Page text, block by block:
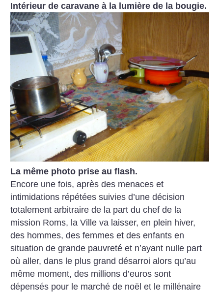
Intérieur de caravane à la lumière de la bougie.
La même photo prise au flash.
Encore une fois, après des menaces et
intimidations répétées suivies d’une décision
totalement arbitraire de la part du chef de la
mission Roms, la Ville va laisser, en plein hiver,
des hommes, des femmes et des enfants en
situation de grande pauvreté et n’ayant nulle part
où aller, dans le plus grand désarroi alors qu’au
même moment, des millions d’euros sont
dépensés pour le marché de noël et le millénaire